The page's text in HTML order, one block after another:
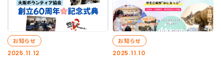
2025.11.12
お知らせ
2025.11.10
お知らせ